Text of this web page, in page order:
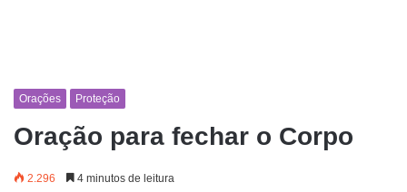
Orações Proteção
Oração para fechar o Corpo
2.296 4 minutos de leitura